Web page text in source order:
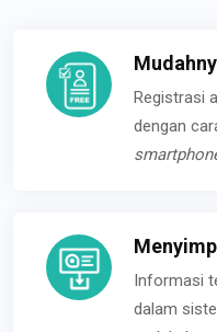
Registrasi
dengan
Informasi
dalam